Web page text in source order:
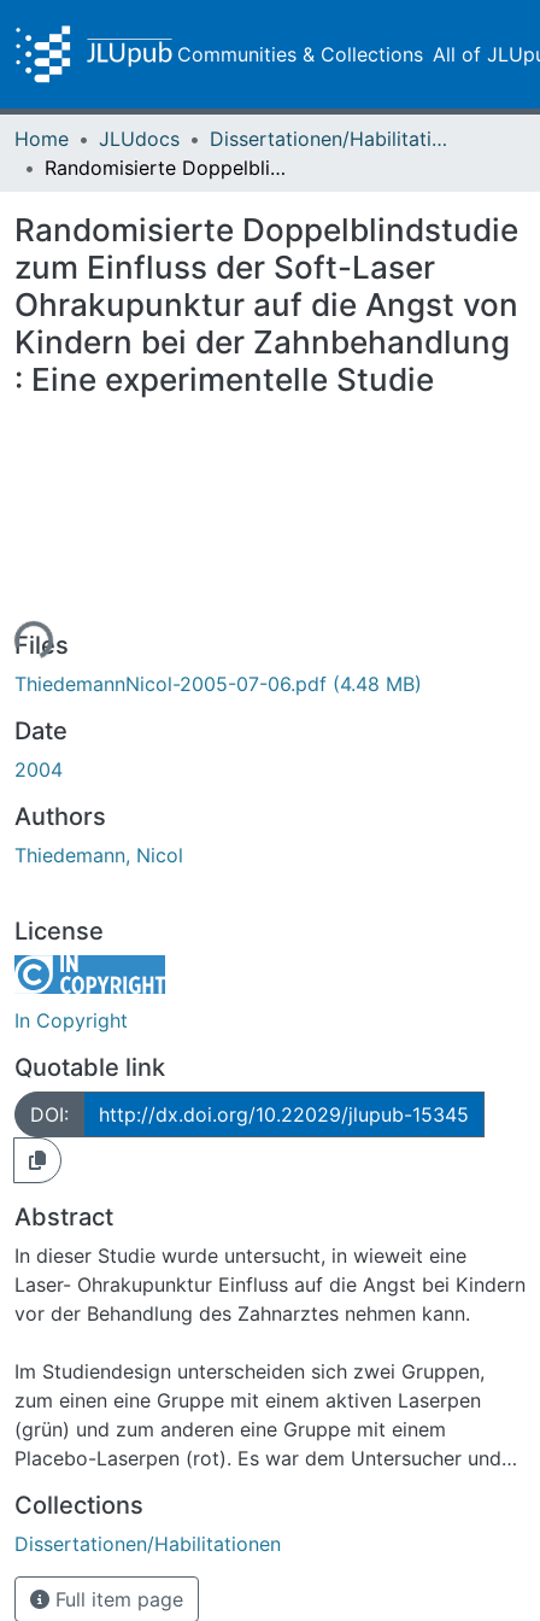
Communities & Collections All of
Home JLUdocs
Dissertationen/Habilitationen
Randomisierte Doppelblindstudie zum Einfluss der Soft-Laser Ohrakupunktur auf die Angst von Kindern bei der Zahnbehandlung : Eine experimentelle Studie
Randomisierte Doppelblindstudie
zum Einfluss der Soft-Laser
Ohrakupunktur auf die Angst von
Kindern bei der Zahnbehandlung
: Eine experimentelle Studie
Files
ThiedemannNicol-2005-07-06.pdf (4.48 MB)
Date
2004
Authors
Thiedemann, Nicol
License
In Copyright
Quotable link
DOI: http://dx.doi.org/10.22029/jlupub-15345
Abstract
In dieser Studie wurde untersucht, in wieweit eine
Laser- Ohrakupunktur Einfluss auf die Angst bei Kindern
vor der Behandlung des Zahnarztes nehmen kann.
Im Studiendesign unterscheiden sich zwei Gruppen,
zum einen eine Gruppe mit einem aktiven Laserpen
(grün) und zum anderen eine Gruppe mit einem
Placebo-Laserpen (rot). Es war dem Untersucher und
rot oder grün bekannt, nicht aber welcher der beiden
Laser aktiv oder passiv war. Dieses ergab sich erst aus
den Ergebnissen.
Collections
Dissertationen/Habilitationen
Full item page